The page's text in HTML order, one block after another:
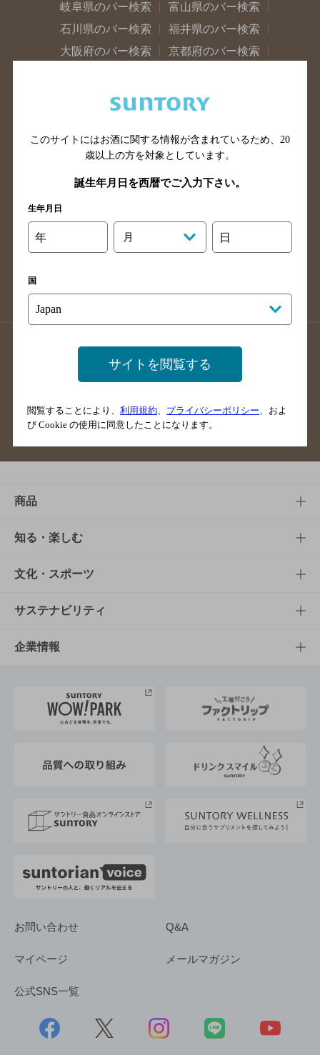
岐阜県のバー検索
富山県のバー検索
石川県のバー検索
福井県のバー検索
大阪府のバー検索
京都府のバー検索
滋賀県のバー検索
和歌山県のバー検索
山口県のバー検索
鳥取県のバー検索
島根県のバー検索
徳島県のバー検索
香川県のバー検索
愛媛県のバー検索
高知県のバー検索
長崎県のバー検索
佐賀県のバー検索
大分県のバー検索
熊本県のバー検索
沖縄県のバー検索
店舗登録方法のご案内
店舗情報更新方法のご案内
掲載店舗様ログイン
ご意見・ご感想
商品
商品TOP
商品一覧
商品発売情報
栄養成分一覧
知る・楽しむ
知る・楽しむTOP
キャンペーン
工場見学
地域情報
文化・スポーツ
文化・スポーツTOP
サントリーホール
サントリーサンバーズ大阪
サステナビリティ
サステナビリティTOP
サントリーが考えるサステナビリティ経営
企業情報
企業概要
採用情報
お問い合わせ Q&A
マイページ メールマガジン
公式SNS一覧
このサイトにはお酒に関する情報が含まれているため、 20
歳以上の方を対象としています。
誕生年月日を西暦でご入力下さい。
生年月日
年 月 日
国
サイトを閲覧する
閲覧することにより、 利用規約 プライバシーポリシー 、およ
び Cookie の使用に同意したことになります。